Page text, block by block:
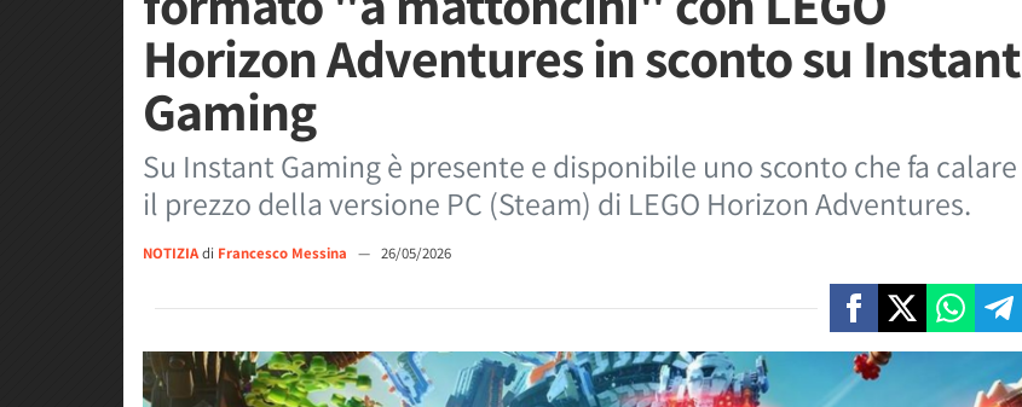
Horizon Adventures in sconto su Instant
Gaming
Su Instant Gaming è presente e disponibile uno sconto che fa calare
il prezzo della versione PC (Steam) di LEGO Horizon Adventures.
NOTIZIAdi Francesco Messina — 26/05/2026